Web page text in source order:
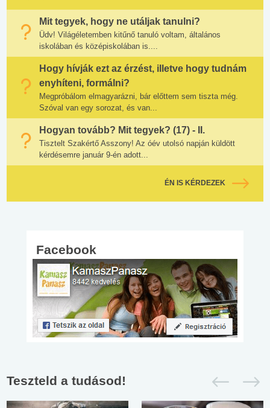
Mit tegyek, hogy ne utáljak tanulni?
Üdv! Világéletemben kitűnő tanuló voltam, általános
iskolában és középiskolában is....
Hogy hívják ezt az érzést, illetve hogy tudnám
enyhíteni, formálni?
Megpróbálom elmagyarázni, bár előttem sem tiszta még.
Szóval van egy sorozat, és van...
Hogyan tovább? Mit tegyek? (17) - II.
Tisztelt Szakértő Asszony! Az óév utolsó napján küldött
kérdésemre január 9-én adott...
ÉN IS KÉRDEZEK
Facebook
Teszteld a tudásod!